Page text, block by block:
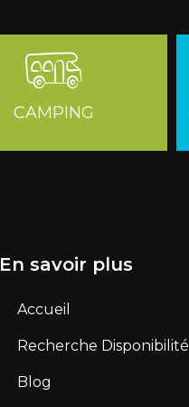
CAMPING
En savoir plus
Accueil
Recherche Disponibilité
Blog